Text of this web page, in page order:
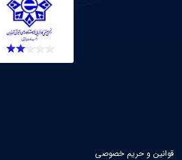
قوانین و حریم خصوصی